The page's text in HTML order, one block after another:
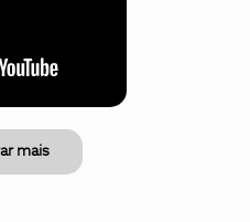
mais